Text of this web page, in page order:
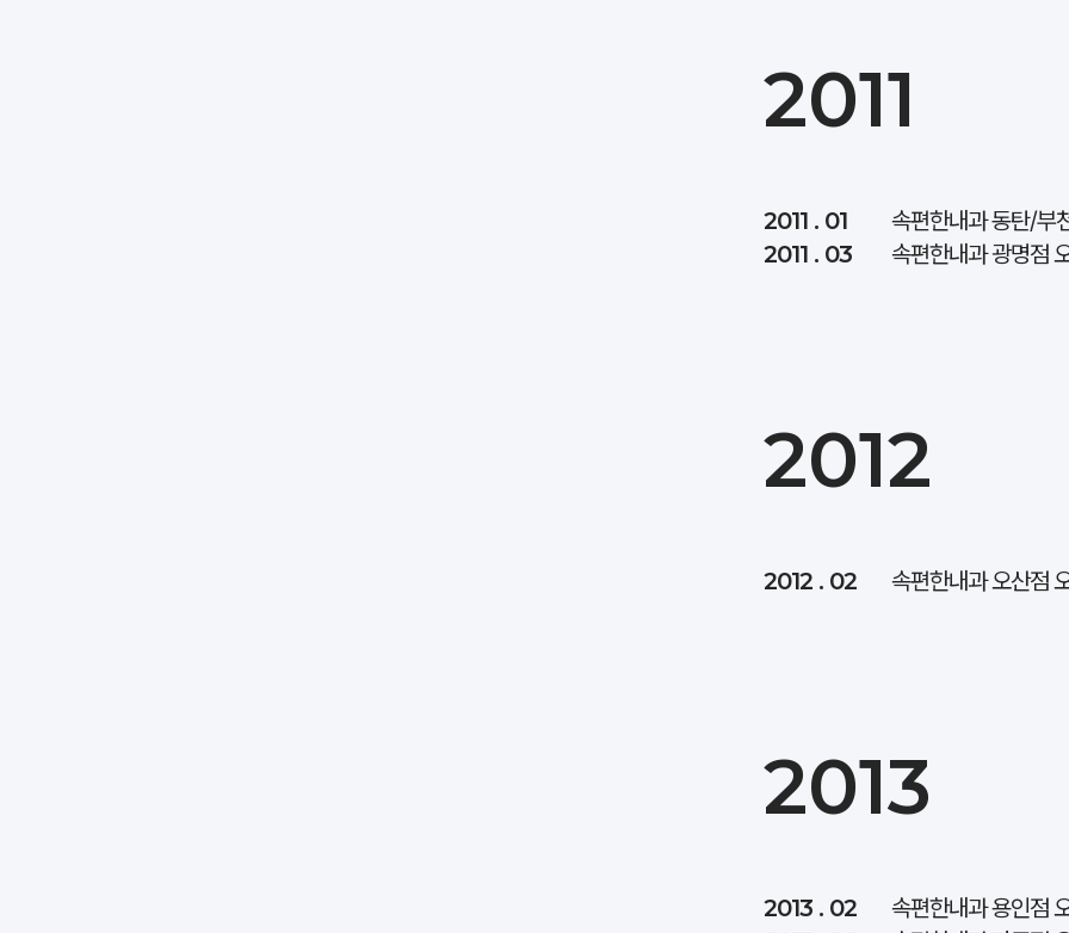
2011
2011 . 01
속편한내과 동탄/부
2011 . 03
속편한내과 광명점
2012
2012 . 02 속편한내과 오산점
2013
2013 . 02
속편한내과 용인점